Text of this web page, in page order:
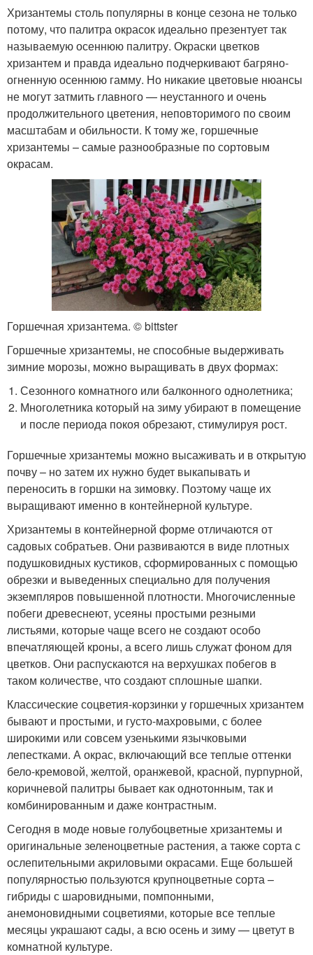
Хризантемы столь популярны в конце сезона не только
потому, что палитра окрасок идеально презентует так
называемую осеннюю палитру. Окраски цветков
хризантем и правда идеально подчеркивают багряно-
огненную осеннюю гамму. Но никакие цветовые нюансы
не могут затмить главного — неустанного и очень
продолжительного цветения, неповторимого по своим
масштабам и обильности. К тому же, горшечные
хризантемы – самые разнообразные по сортовым
окрасам.
Горшечная хризантема. © bittster
Горшечные хризантемы, не способные выдерживать
зимние морозы, можно выращивать в двух формах:
Сезонного комнатного или балконного однолетника;
Многолетника который на зиму убирают в помещение
и после периода покоя обрезают, стимулируя рост.
Горшечные хризантемы можно высаживать и в открытую
почву – но затем их нужно будет выкапывать и
переносить в горшки на зимовку. Поэтому чаще их
выращивают именно в контейнерной культуре.
Хризантемы в контейнерной форме отличаются от
садовых собратьев. Они развиваются в виде плотных
подушковидных кустиков, сформированных с помощью
обрезки и выведенных специально для получения
экземпляров повышенной плотности. Многочисленные
побеги древеснеют, усеяны простыми резными
листьями, которые чаще всего не создают особо
впечатляющей кроны, а всего лишь служат фоном для
цветков. Они распускаются на верхушках побегов в
таком количестве, что создают сплошные шапки.
Классические соцветия-корзинки у горшечных хризантем
бывают и простыми, и густо-махровыми, с более
широкими или совсем узенькими язычковыми
лепестками. А окрас, включающий все теплые оттенки
бело-кремовой, желтой, оранжевой, красной, пурпурной,
коричневой палитры бывает как однотонным, так и
комбинированным и даже контрастным.
Сегодня в моде новые голубоцветные хризантемы и
оригинальные зеленоцветные растения, а также сорта с
ослепительными акриловыми окрасами. Еще большей
популярностью пользуются крупноцветные сорта –
гибриды с шаровидными, помпонными,
анемоновидными соцветиями, которые все теплые
месяцы украшают сады, а всю осень и зиму — цветут в
комнатной культуре.